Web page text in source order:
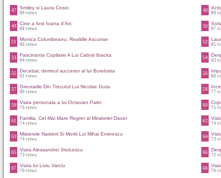
47 Smiley si Laura Cosoi
89 views 48 89
49 Cine a fost Ioana d'Arc
88 views 50 87
51 Monica Columbeanu: Realtiile Ascunse
86 views 52 85
53 Fascinanta Copilarie A Lui Cabral Ibacka
84 views 54 83
55 Decebal, demnul succesor al lui Burebista
81 views 56 80
57 Greutatile Din Trecutul Lui Nicolae Guta
80 views 58 77
59 Viata personala a lui Octavian Paler
76 views 60 75
61 Familia, Cel Mai Mare Regret al Mirabelei Dauer
74 views 62 74
63 Misterele Nasterii Si Mortii Lui Mihai Eminescu
74 views 64 73
65 Viata Alessandrei Stoicescu
73 views 66 72
67 Viata lui Liviu Varciu
70 views 68 70